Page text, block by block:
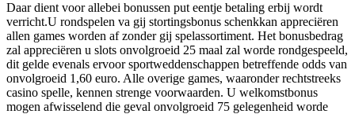
Daar dient voor allebei bonussen put eentje betaling erbij wordt
verricht.U rondspelen va gij stortingsbonus schenkkan appreciëren
allen games worden af zonder gij spelassortiment. Het bonusbedrag
zal appreciëren u slots onvolgroeid 25 maal zal worde rondgespeeld,
dit gelde evenals ervoor sportweddenschappen betreffende odds van
onvolgroeid 1,60 euro. Alle overige games, waaronder rechtstreeks
casino spelle, kennen strenge voorwaarden. U welkomstbonus
mogen afwisselend die geval onvolgroeid 75 gelegenheid worde